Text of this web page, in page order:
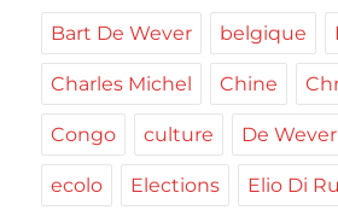
Bart De Wever belgique
Charles Michel Chine
Congo culture De Wever
ecolo Elections Elio Di